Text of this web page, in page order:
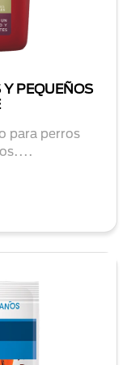
PEQUEÑOS
para perros